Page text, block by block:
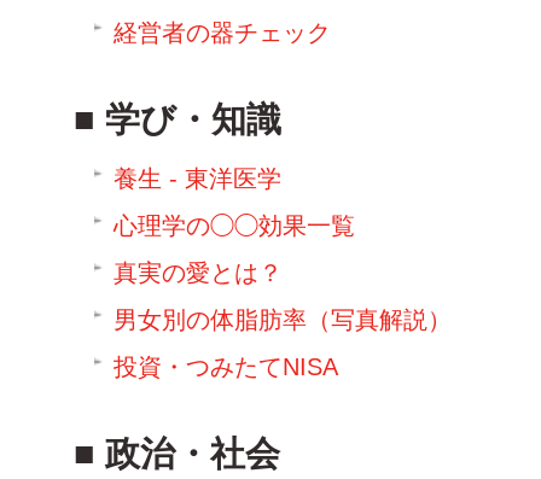
経営者の器チェック
学び・知識
養生 - 東洋医学
心理学の◯◯効果一覧
真実の愛とは？
男女別の体脂肪率（写真解説）
投資・つみたてNISA
政治・社会